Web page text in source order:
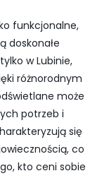
funkcjonalne,
doskonałe
w Lubinie,
różnorodnym
może
potrzeb i
się
co
kto ceni sobie